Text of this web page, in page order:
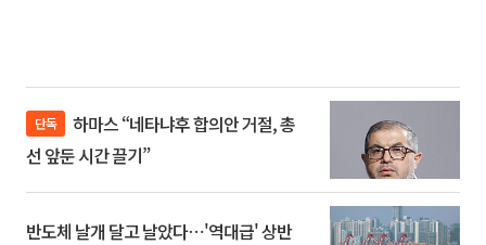
단독
선 앞둔 시간 끌기”
반도체 날개 달고 날았다⋯'역대급' 상반